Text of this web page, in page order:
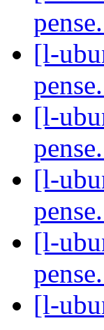
[l-
[l-
[l-
[l-
[l-